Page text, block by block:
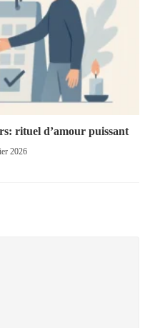
rituel d’amour puissant
2026